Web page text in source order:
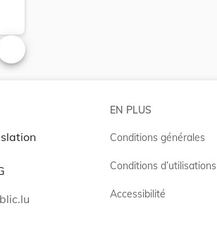
Changer la taille du texte
EN PLUS
Conditions générales
Conditions d’utilisations
Accessibilité